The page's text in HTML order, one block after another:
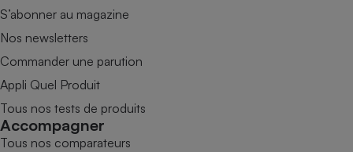
S’abonner au magazine
Nos newsletters
Commander une parution
Appli Quel Produit
Tous nos tests de produits
Accompagner
Tous nos comparateurs